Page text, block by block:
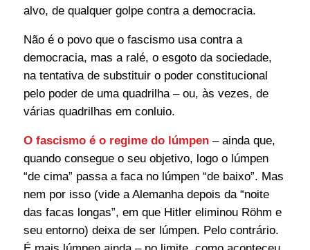
alvo, de qualquer golpe contra a democracia.
Não é o povo que o fascismo usa contra a
democracia, mas a ralé, o esgoto da sociedade,
na tentativa de substituir o poder constitucional
pelo poder de uma quadrilha – ou, às vezes, de
várias quadrilhas em conluio.
O fascismo é o regime do lúmpen– ainda que,
quando consegue o seu objetivo, logo o lúmpen
“de cima” passa a faca no lúmpen “de baixo”. Mas
nem por isso (vide a Alemanha depois da “noite
das facas longas”, em que Hitler eliminou Röhm e
seu entorno) deixa de ser lúmpen. Pelo contrário.